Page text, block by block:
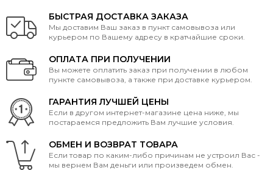
БЫСТРАЯ ДОСТАВКА ЗАКАЗА
Мы доставим Ваш заказ в пункт самовывоза или
курьером по Вашему адресу в кратчайшие сроки.
ОПЛАТА ПРИ ПОЛУЧЕНИИ
Вы можете оплатить заказ при получении в любом
пункте самовывоза, а также при доставке курьером.
ГАРАНТИЯ ЛУЧШЕЙ ЦЕНЫ
Если в другом интернет-магазине цена ниже, мы
постараемся предложить Вам лучшие условия.
ОБМЕН И ВОЗВРАТ ТОВАРА
Если товар по каким-либо причинам не устроил Вас -
мы вернем Вам деньги или произведем обмен.